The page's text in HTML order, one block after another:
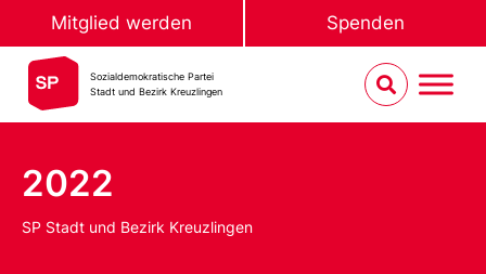
Mitglied werden Spenden
Sozialdemokratische Partei
Stadt und Bezirk Kreuzlingen
2022
SP Stadt und Bezirk Kreuzlingen